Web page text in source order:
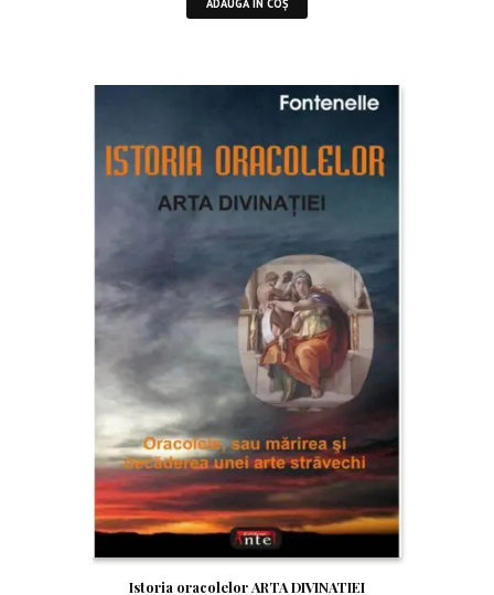
ADAUGĂ ÎN COȘ
Istoria oracolelor ARTA DIVINATIEI